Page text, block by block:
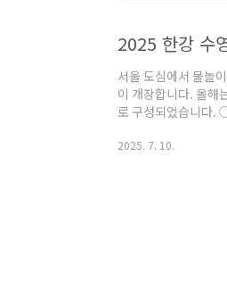
2025 한강 수
서울 도심에서 물놀
이 개장합니다. 올해
로 구성되었습니다.
별 특징5. 준비물과
2025. 7. 10.